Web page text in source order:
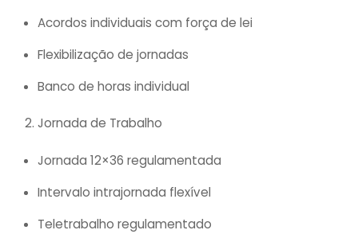
Acordos individuais com força de lei
Flexibilização de jornadas
Banco de horas individual
Jornada de Trabalho
Jornada 12×36 regulamentada
Intervalo intrajornada flexível
Teletrabalho regulamentado